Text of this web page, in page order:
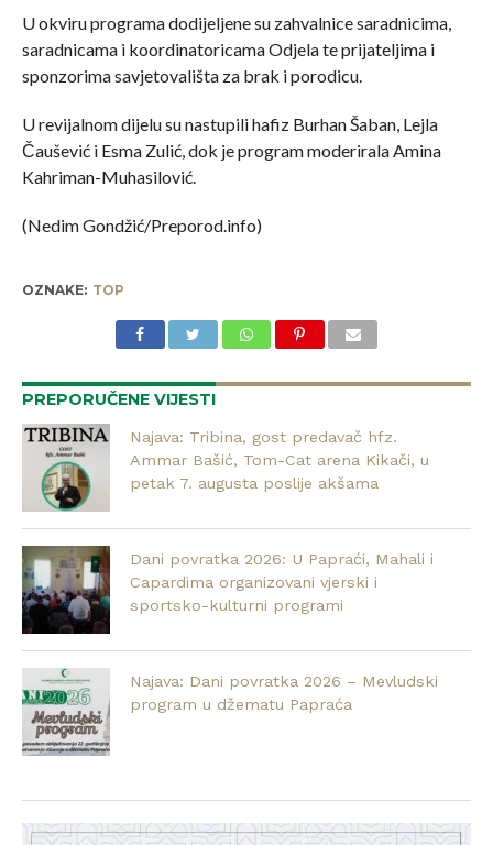
U okviru programa dodijeljene su zahvalnice saradnicima,
saradnicama i koordinatoricama Odjela te prijateljima i
sponzorima savjetovališta za brak i porodicu.
U revijalnom dijelu su nastupili hafiz Burhan Šaban, Lejla
Čaušević i Esma Zulić, dok je program moderirala Amina
Kahriman-Muhasilović.
(Nedim Gondžić/Preporod.info)
OZNAKE: TOP
PREPORUČENE VIJESTI
Najava: Tribina, gost predavač hfz.
Ammar Bašić, Tom-Cat arena Kikači, u
petak 7. augusta poslije akšama
Dani povratka 2026: U Papraći, Mahali i
Capardima organizovani vjerski i
sportsko-kulturni programi
Najava: Dani povratka 2026 – Mevludski
program u džematu Papraća